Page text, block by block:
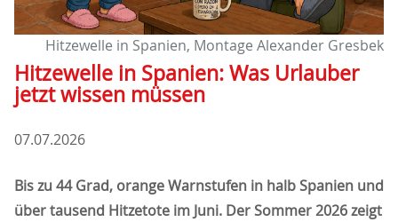
Hitzewelle in Spanien, Montage Alexander Gresbek
Hitzewelle in Spanien: Was Urlauber
jetzt wissen müssen
07.07.2026
Bis zu 44 Grad, orange Warnstufen in halb Spanien und
über tausend Hitzetote im Juni. Der Sommer 2026 zeigt